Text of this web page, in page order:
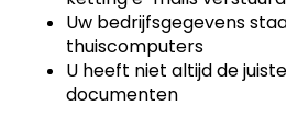
Uw bedrijfsgegevens
thuiscomputers
U heeft niet altijd de
documenten